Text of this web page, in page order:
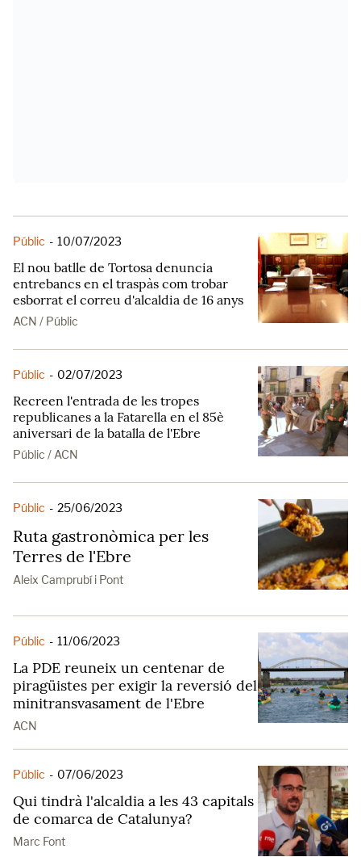
Públic - 10/07/2023
El nou batlle de Tortosa denuncia
entrebancs en el traspàs com trobar
esborrat el correu d'alcaldia de 16 anys
ACN / Públic
Públic - 02/07/2023
Recreen l'entrada de les tropes
republicanes a la Fatarella en el 85è
aniversari de la batalla de l'Ebre
Públic / ACN
Públic - 25/06/2023
Ruta gastronòmica per les
Terres de l'Ebre
Aleix Camprubí i Pont
Públic - 11/06/2023
La PDE reuneix un centenar de
piragüistes per exigir la reversió del
minitransvasament de l'Ebre
ACN
Públic - 07/06/2023
Qui tindrà l'alcaldia a les 43 capitals
de comarca de Catalunya?
Marc Font